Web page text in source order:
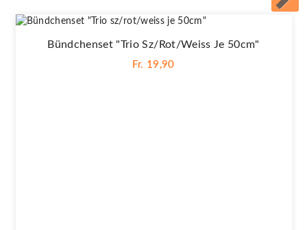
Bündchenset "Trio Sz/rot/weiss Je 50cm"
Fr. 19,90